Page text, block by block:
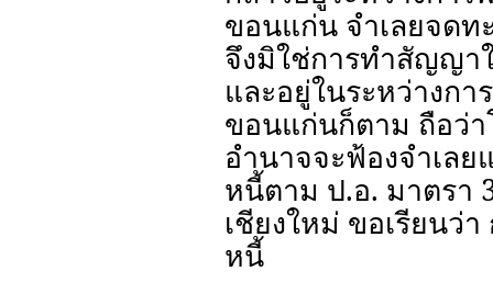
ขอนแก่น จำเลยจดท
จึงมิใช่การทำสัญญา
และอยู่ในระหว่างก
ขอนแก่นก็ตาม ถือว่
อำนาจจะฟ้องจำเลย
หนี้ตาม ป.อ. มาตรา
เชียงใหม่ ขอเรียนว่
หนี้